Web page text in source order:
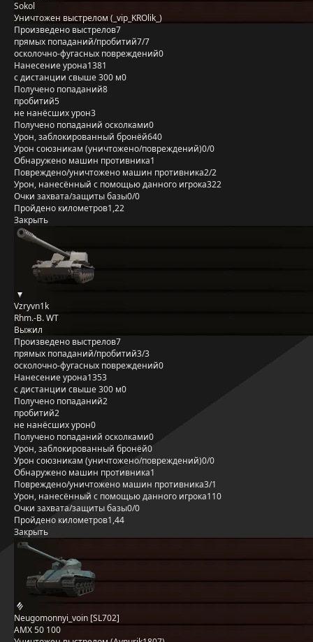
Sokol
Уничтожен выстрелом (_vip_KROlik_)
Произведено выстрелов7
прямых попаданий/пробитий7/7
осколочно-фугасных повреждений0
Нанесение урона1381
с дистанции свыше 300 м0
Получено попаданий8
пробитий5
не нанёсших урон3
Получено попаданий осколками0
Урон, заблокированный бронёй640
Урон союзникам (уничтожено/повреждений)0/0
Обнаружено машин противника1
Повреждено/уничтожено машин противника2/2
Урон, нанесённый с помощью данного игрока322
Очки захвата/защиты базы0/0
Пройдено километров1,22
Закрыть
Vzryvn1k
Rhm.-B. WT
Выжил
Произведено выстрелов7
прямых попаданий/пробитий3/3
осколочно-фугасных повреждений0
Нанесение урона1353
с дистанции свыше 300 м0
Получено попаданий2
пробитий2
не нанёсших урон0
Получено попаданий осколками0
Урон, заблокированный бронёй0
Урон союзникам (уничтожено/повреждений)0/0
Обнаружено машин противника1
Повреждено/уничтожено машин противника3/1
Урон, нанесённый с помощью данного игрока110
Очки захвата/защиты базы0/0
Пройдено километров1,44
Закрыть
Neugomonnyi_voin [SL702]
AMX 50 100